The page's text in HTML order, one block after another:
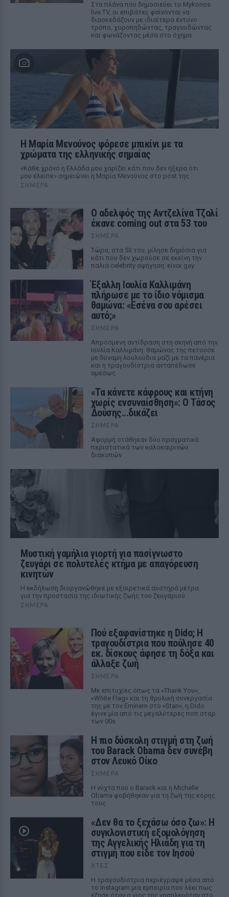
Στα πλάνα που δημοσιεύει το Mykonos
live TV, οι επιβάτες φαίνονται να
διασκεδάζουν με ιδιαίτερα έντονο
τρόπο, χοροπηδώντας, τραγουδώντας
και φωνάζοντας μέσα στο όχημα
Η Μαρία Μενούνος φόρεσε μπικίνι με τα
χρώματα της ελληνικής σημαίας
«Κάθε χρόνο η Ελλάδα μου χαρίζει κάτι που δεν ήξερα ότι
μου έλειπε» σημειώνει η Μαρία Μενούνος στο post της
ΣΉΜΕΡΑ
Ο αδελφός της Αντζελίνα Τζολί
έκανε coming out στα 53 του
ΣΉΜΕΡΑ
Τώρα, στα 53 του, μίλησε δημόσια για
κάτι που δεν χωρούσε σε εκείνη την
παλιά celebrity αφήγηση: είναι gay
Έξαλλη Ιουλία Καλλιμάνη
πλήρωσε με το ίδιο νόμισμα
θαμώνα: «Εσένα σου αρέσει
αυτό;»
ΣΉΜΕΡΑ
Απρόσμενη αντίδραση στη σκηνή από την
Ιουλία Καλλιμάνη: θαμώνας της πετούσε
με δύναμη λουλούδια μαζί με τα πανέρια
και η τραγουδίστρια ανταπέδωσε
αμέσως.
«Τα κάνετε κάφρους και κτήνη
χωρίς ενσυναίσθηση»: Ο Τάσος
Δούσης...δικάζει
ΣΉΜΕΡΑ
Αφορμή στάθηκαν δύο πραγματικά
περιστατικά των καλοκαιρινών
διακοπών
Μυστική γαμήλια γιορτή για πασίγνωστο
ζευγάρι σε πολυτελές κτήμα με απαγόρευση
κινητών
Η εκδήλωση διοργανώθηκε με εξαιρετικά αυστηρά μέτρα
για την προστασία της ιδιωτικής ζωής του ζευγαριού
ΣΉΜΕΡΑ
Πού εξαφανίστηκε η Dido; Η
τραγουδίστρια που πούλησε 40
εκ. δίσκους άφησε τη δόξα και
άλλαξε ζωή
ΣΉΜΕΡΑ
Με επιτυχίες όπως τα «Thank You»,
«White Flag» και τη θρυλική συνεργασία
της με τον Eminem στο «Stan», η Dido
έγινε μία από τις μεγαλύτερες ποπ σταρ
των 00s
Η πιο δύσκολη στιγμή στη ζωή
του Barack Obama δεν συνέβη
στον Λευκό Οίκο
ΣΉΜΕΡΑ
Η νύχτα που ο Barack και η Michelle
Obama φοβήθηκαν για τη ζωή της κόρης
τους
«Δεν θα το ξεχάσω όσο ζω»: Η
συγκλονιστική εξομολόγηση
της Αγγελικής Ηλιάδη για τη
στιγμή που είδε τον Ιησού
ΧΤΕΣ
Η τραγουδίστρια περιέγραψε μέσα από
το Instagram μια εμπειρία που λέει πως
έζησε όταν ο γιος της νοσηλευόταν στο